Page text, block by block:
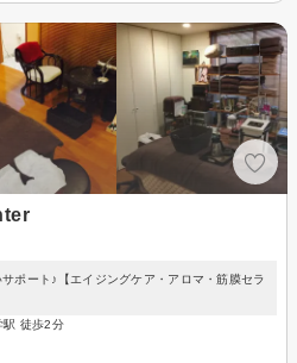
ポート♪【エイジングケア・アロマ・筋膜セラ
駅 徒歩2分